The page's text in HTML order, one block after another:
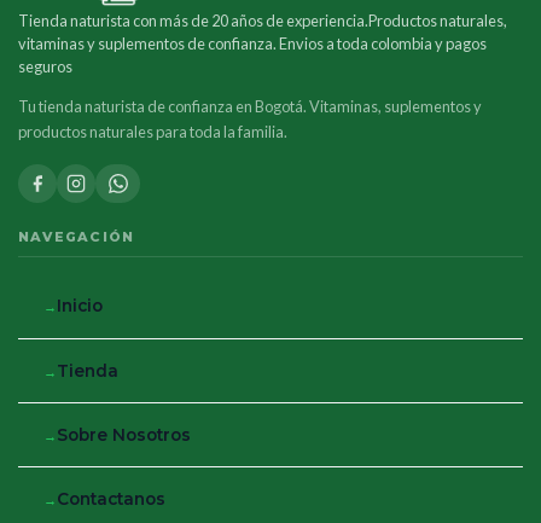
Tienda naturista con más de 20 años de experiencia.Productos naturales,
vitaminas y suplementos de confianza. Envios a toda colombia y pagos
seguros
Tu tienda naturista de confianza en Bogotá. Vitaminas, suplementos y
productos naturales para toda la familia.
NAVEGACIÓN
Inicio
Tienda
Sobre Nosotros
Contactanos